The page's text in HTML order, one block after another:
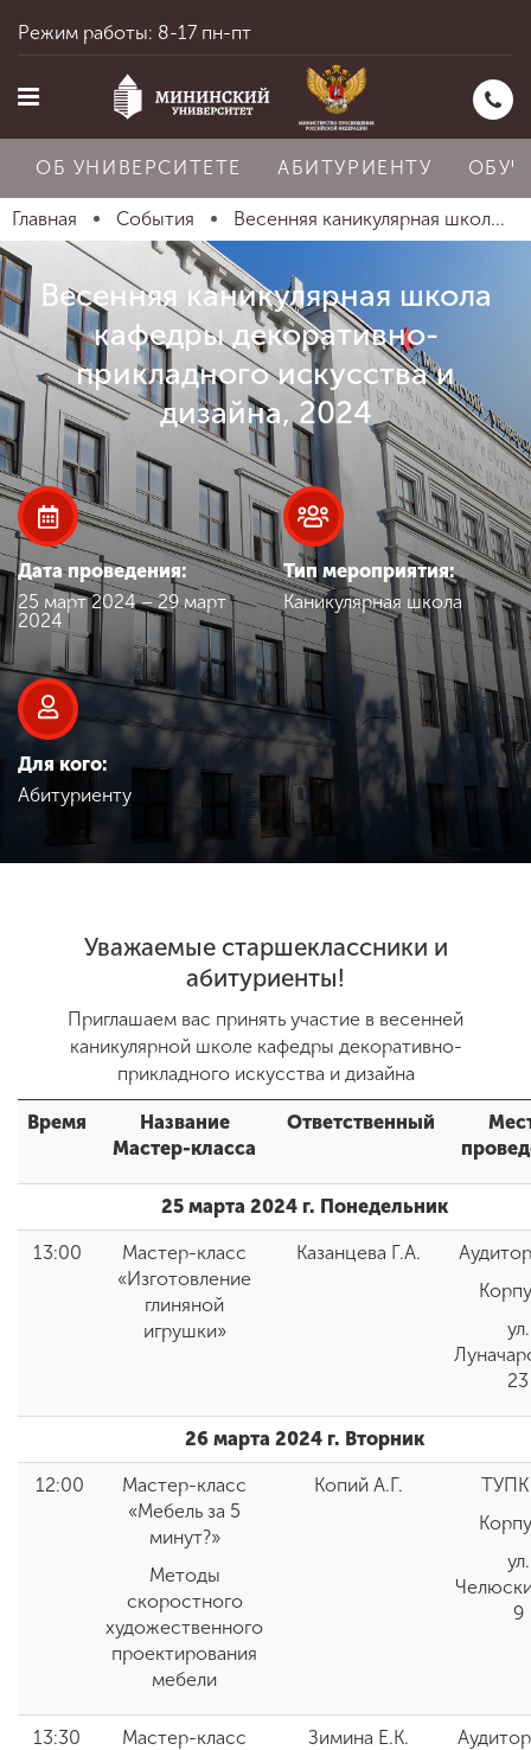
Главная
Об университете
Абитуриенту
Обучение
Наука
Международная
деятельность
Другие виды
деятельности
образовательной
организации
Приемная
комиссия
+7 (831) 262-26-20
Режим работы: 8-17 пн-пт
ОБ УНИВЕРСИТЕТЕ АБИТУРИЕНТУ
Главная События Весенняя каникулярная школ...
Весенняя каникулярная школа
кафедры декоративно-
прикладного искусства и
дизайна, 2024
Дата проведения:
25 март 2024 – 29 март
2024
Тип мероприятия:
Каникулярная школа
Для кого:
Абитуриенту
Уважаемые старшеклассники и
абитуриенты!
Приглашаем вас принять участие в весенней
каникулярной школе кафедры декоративно-
прикладного искусства и дизайна
Время
Название
Мастер-класса
Ответственный
25 марта 2024 г. Понедельник
13:00
Мастер-класс
«Изготовление
глиняной
игрушки»
Казанцева Г.А.
ул.
23
26 марта 2024 г. Вторник
12:00
Мастер-класс
«Мебель за 5
минут?»
Методы
скоростного
художественного
проектирования
мебели
Копий А.Г.
ТУПК
ул.
9
13:30
Мастер-класс
Зимина Е.К.